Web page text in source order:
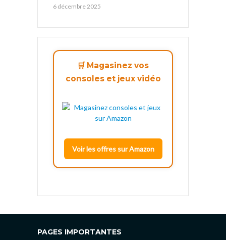
6 décembre 2025
🛒 Magasinez vos
consoles et jeux vidéo
Voir les offres sur Amazon
PAGES IMPORTANTES